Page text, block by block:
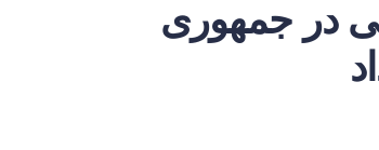
در جمهوری